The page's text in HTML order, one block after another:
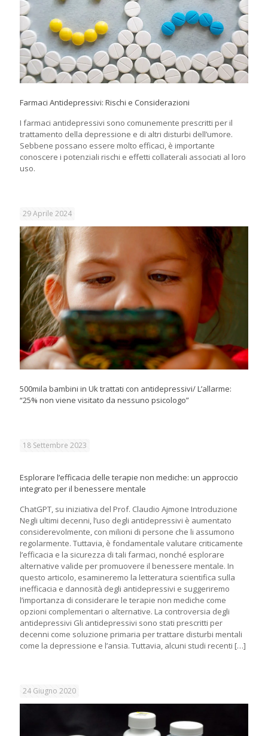
Farmaci Antidepressivi: Rischi e Considerazioni
I farmaci antidepressivi sono comunemente prescritti per il
trattamento della depressione e di altri disturbi dell’umore.
Sebbene possano essere molto efficaci, è importante
conoscere i potenziali rischi e effetti collaterali associati al loro
uso.
29 Aprile 2024
500mila bambini in Uk trattati con antidepressivi/ L’allarme:
“25% non viene visitato da nessuno psicologo”
18 Settembre 2023
Esplorare l’efficacia delle terapie non mediche: un approccio
integrato per il benessere mentale
ChatGPT, su iniziativa del Prof. Claudio Ajmone Introduzione
Negli ultimi decenni, l’uso degli antidepressivi è aumentato
considerevolmente, con milioni di persone che li assumono
regolarmente. Tuttavia, è fondamentale valutare criticamente
l’efficacia e la sicurezza di tali farmaci, nonché esplorare
alternative valide per promuovere il benessere mentale. In
questo articolo, esamineremo la letteratura scientifica sulla
inefficacia e dannosità degli antidepressivi e suggeriremo
l’importanza di considerare le terapie non mediche come
opzioni complementari o alternative. La controversia degli
antidepressivi Gli antidepressivi sono stati prescritti per
decenni come soluzione primaria per trattare disturbi mentali
come la depressione e l’ansia. Tuttavia, alcuni studi recenti […]
24 Giugno 2020